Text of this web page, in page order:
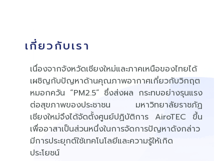
เกี่ยวกับเรา
เนื่องจากจังหวัดเชียงใหม่และภาคเหนือของไทยได้
เผชิญกับปัญหาด้านคุณภาพอากาศเกี่ยวกับวิกฤต
หมอกควัน “PM2.5” ซึ่งส่งผล กระทบอย่างรุนแรง
ต่อสุขภาพของประชาชน มหาวิทยาลัยราชภัฏ
เชียงใหม่จึงได้จัดตั้งศูนย์ปฏิบัติการ AiroTEC ขึ้น
เพื่ออาสาเป็นส่วนหนึ่งในการจัดการปัญหาดังกล่าว
มีการประยุกต์ใช้เทคโนโลยีและความรู้ให้เกิด
ประโยชน์